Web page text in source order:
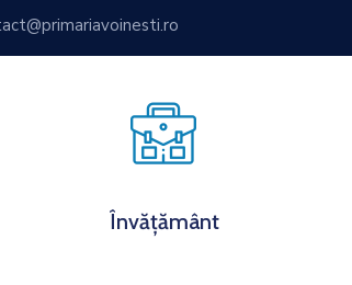
Anunțuri publice
Învățământ